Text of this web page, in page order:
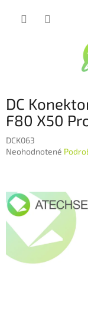
DC
F80 X50
DCK063
Priemerné
0,0
z
hviezdičiek.
Neohodnotené